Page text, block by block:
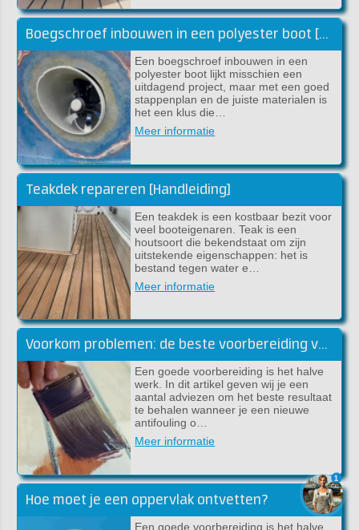
Boegschroef inbouwen in een polyester boot [handleiding]
Een boegschroef inbouwen in een
polyester boot lijkt misschien een
uitdagend project, maar met een goed
stappenplan en de juiste materialen is
het een klus die…
Meer informatie
Teakdek repareren [Handleiding]
Een teakdek is een kostbaar bezit voor
veel booteigenaren. Teak is een
houtsoort die bekendstaat om zijn
uitstekende eigenschappen: het is
bestand tegen water e…
Meer informatie
Voorkom problemen: de beste voorbereiding voor lakwerk
Een goede voorbereiding is het halve
werk. In dit artikel geven wij je een
aantal adviezen om het beste resultaat
te behalen wanneer je een nieuwe
antifouling o…
Meer informatie
Hoe moet je een oppervlak ontvetten?
Een goede voorbereiding is het halve
1